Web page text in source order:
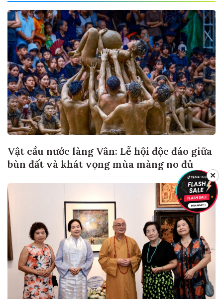
Vật cầu nước làng Vân: Lễ hội độc đáo giữa
bùn đất và khát vọng mùa màng no đủ
✕